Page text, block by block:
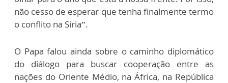
não cesso de esperar que tenha finalmente termo
o conflito na Síria”.
O Papa falou ainda sobre o caminho diplomático
do diálogo para buscar cooperação entre as
nações do Oriente Médio, na África, na República